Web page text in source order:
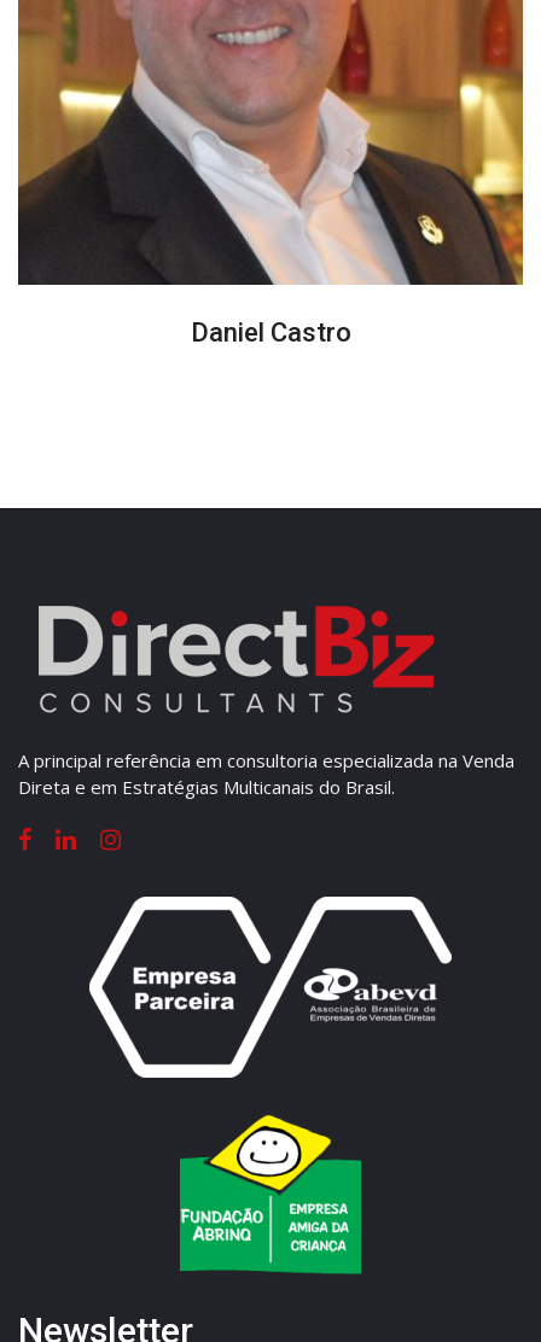
Daniel Castro
A principal referência em consultoria especializada na Venda
Direta e em Estratégias Multicanais do Brasil.
Newsletter